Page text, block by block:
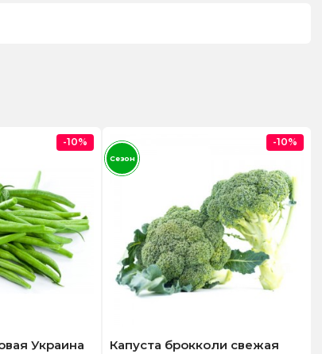
Украина
-10%
Капуста брокколи свежая
-10%
Сезон